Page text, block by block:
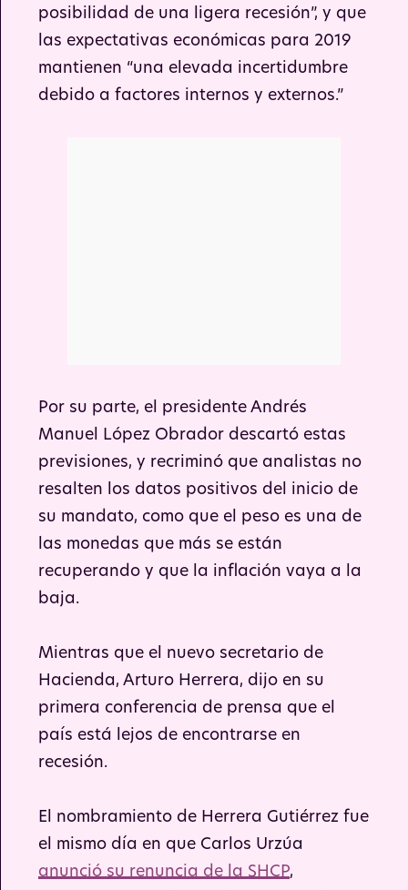
posibilidad de una ligera recesión”, y que
las expectativas económicas para 2019
mantienen “una elevada incertidumbre
debido a factores internos y externos.”
Por su parte, el presidente Andrés
Manuel López Obrador descartó estas
previsiones, y recriminó que analistas no
resalten los datos positivos del inicio de
su mandato, como que el peso es una de
las monedas que más se están
recuperando y que la inflación vaya a la
baja.
Mientras que el nuevo secretario de
Hacienda, Arturo Herrera, dijo en su
primera conferencia de prensa que el
país está lejos de encontrarse en
recesión.
El nombramiento de Herrera Gutiérrez fue
el mismo día en que Carlos Urzúa
anunció su renuncia de la SHCP,